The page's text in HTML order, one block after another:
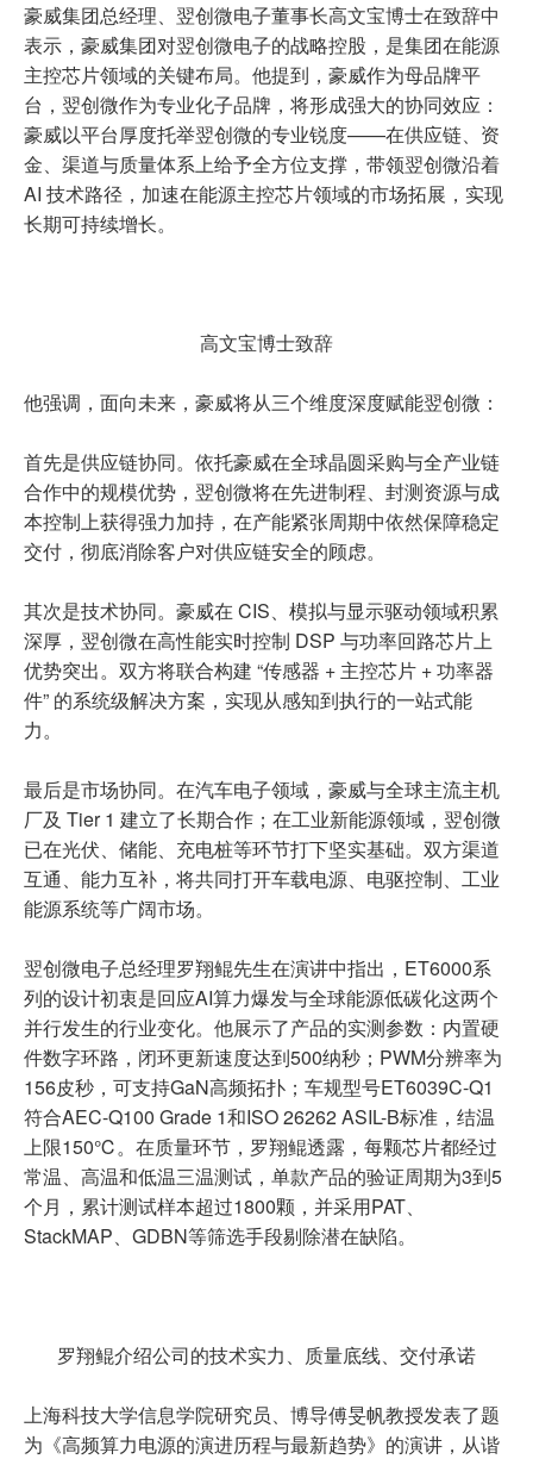
豪威集团总经理、翌创微电子董事长高文宝博士在致辞中
表示，豪威集团对翌创微电子的战略控股，是集团在能源
主控芯片领域的关键布局。他提到，豪威作为母品牌平
台，翌创微作为专业化子品牌，将形成强大的协同效应：
豪威以平台厚度托举翌创微的专业锐度——在供应链、资
金、渠道与质量体系上给予全方位支撑，带领翌创微沿着
AI 技术路径，加速在能源主控芯片领域的市场拓展，实现
长期可持续增长。
高文宝博士致辞
他强调，面向未来，豪威将从三个维度深度赋能翌创微：
首先是供应链协同。依托豪威在全球晶圆采购与全产业链
合作中的规模优势，翌创微将在先进制程、封测资源与成
本控制上获得强力加持，在产能紧张周期中依然保障稳定
交付，彻底消除客户对供应链安全的顾虑。
其次是技术协同。豪威在 CIS、模拟与显示驱动领域积累
深厚，翌创微在高性能实时控制 DSP 与功率回路芯片上
优势突出。双方将联合构建 “传感器 + 主控芯片 + 功率器
件” 的系统级解决方案，实现从感知到执行的一站式能
力。
最后是市场协同。在汽车电子领域，豪威与全球主流主机
厂及 Tier 1 建立了长期合作；在工业新能源领域，翌创微
已在光伏、储能、充电桩等环节打下坚实基础。双方渠道
互通、能力互补，将共同打开车载电源、电驱控制、工业
能源系统等广阔市场。
翌创微电子总经理罗翔鲲先生在演讲中指出，ET6000系
列的设计初衷是回应AI算力爆发与全球能源低碳化这两个
并行发生的行业变化。他展示了产品的实测参数：内置硬
件数字环路，闭环更新速度达到500纳秒；PWM分辨率为
156皮秒，可支持GaN高频拓扑；车规型号ET6039C-Q1
符合AEC-Q100 Grade 1和ISO 26262 ASIL-B标准，结温
上限150℃。在质量环节，罗翔鲲透露，每颗芯片都经过
常温、高温和低温三温测试，单款产品的验证周期为3到5
个月，累计测试样本超过1800颗，并采用PAT、
StackMAP、GDBN等筛选手段剔除潜在缺陷。
罗翔鲲介绍公司的技术实力、质量底线、交付承诺
上海科技大学信息学院研究员、博导傅旻帆教授发表了题
为《高频算力电源的演进历程与最新趋势》的演讲，从谐